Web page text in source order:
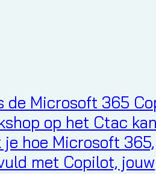
de Microsoft 365
op het Ctac
je hoe Microsoft 365,
met Copilot, jouw